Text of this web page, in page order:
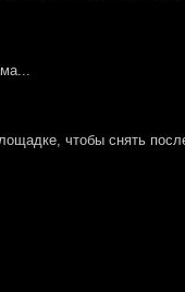
чтобы снять